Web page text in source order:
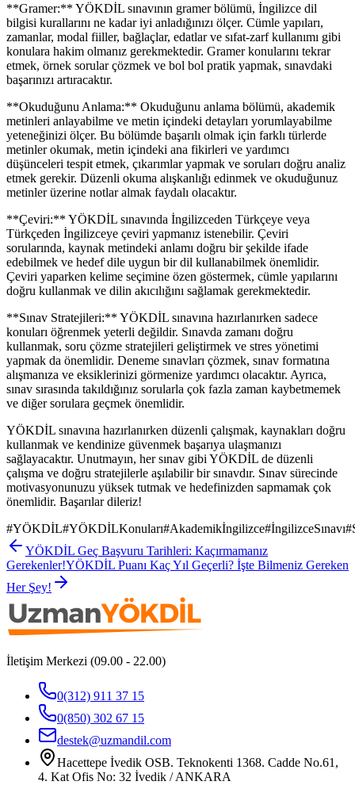
**Gramer:** YÖKDİL sınavının gramer bölümü, İngilizce dil
bilgisi kurallarını ne kadar iyi anladığınızı ölçer. Cümle yapıları,
zamanlar, modal fiiller, bağlaçlar, edatlar ve sıfat-zarf kullanımı gibi
konulara hakim olmanız gerekmektedir. Gramer konularını tekrar
etmek, örnek sorular çözmek ve bol bol pratik yapmak, sınavdaki
başarınızı artıracaktır.
**Okuduğunu Anlama:** Okuduğunu anlama bölümü, akademik
metinleri anlayabilme ve metin içindeki detayları yorumlayabilme
yeteneğinizi ölçer. Bu bölümde başarılı olmak için farklı türlerde
metinler okumak, metin içindeki ana fikirleri ve yardımcı
düşünceleri tespit etmek, çıkarımlar yapmak ve soruları doğru analiz
etmek gerekir. Düzenli okuma alışkanlığı edinmek ve okuduğunuz
metinler üzerine notlar almak faydalı olacaktır.
**Çeviri:** YÖKDİL sınavında İngilizceden Türkçeye veya
Türkçeden İngilizceye çeviri yapmanız istenebilir. Çeviri
sorularında, kaynak metindeki anlamı doğru bir şekilde ifade
edebilmek ve hedef dile uygun bir dil kullanabilmek önemlidir.
Çeviri yaparken kelime seçimine özen göstermek, cümle yapılarını
doğru kullanmak ve dilin akıcılığını sağlamak gerekmektedir.
**Sınav Stratejileri:** YÖKDİL sınavına hazırlanırken sadece
konuları öğrenmek yeterli değildir. Sınavda zamanı doğru
kullanmak, soru çözme stratejileri geliştirmek ve stres yönetimi
yapmak da önemlidir. Deneme sınavları çözmek, sınav formatına
alışmanıza ve eksiklerinizi görmenize yardımcı olacaktır. Ayrıca,
sınav sırasında takıldığınız sorularla çok fazla zaman kaybetmemek
ve diğer sorulara geçmek önemlidir.
YÖKDİL sınavına hazırlanırken düzenli çalışmak, kaynakları doğru
kullanmak ve kendinize güvenmek başarıya ulaşmanızı
sağlayacaktır. Unutmayın, her sınav gibi YÖKDİL de düzenli
çalışma ve doğru stratejilerle aşılabilir bir sınavdır. Sınav sürecinde
motivasyonunuzu yüksek tutmak ve hedefinizden sapmamak çok
önemlidir. Başarılar dileriz!
#YÖKDİL#YÖKDİLKonuları#Akademikİngilizce#İngilizceSınavı#
YÖKDİL Geç Başvuru Tarihleri: Kaçırmamanız
Gerekenler!YÖKDİL Puanı Kaç Yıl Geçerli? İşte Bilmeniz Gereken
Her Şey!
İletişim Merkezi (09.00 - 22.00)
0(312) 911 37 15
0(850) 302 67 15
destek@uzmandil.com
Hacettepe İvedik OSB. Teknokenti 1368. Cadde No.61,
4. Kat Ofis No: 32 İvedik / ANKARA